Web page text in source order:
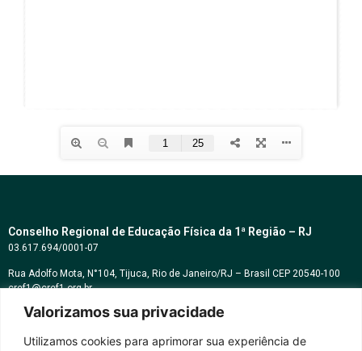
Valorizamos sua privacidade
Utilizamos cookies para aprimorar sua experiência de
Conselho Regional de Educação Física da 1ª Região – RJ
03.617.694/0001-07
Rua Adolfo Mota, N°104, Tijuca, Rio de Janeiro/RJ – Brasil CEP 20540-100
cref1@cref1.org.br
Assessoria de comunicação: